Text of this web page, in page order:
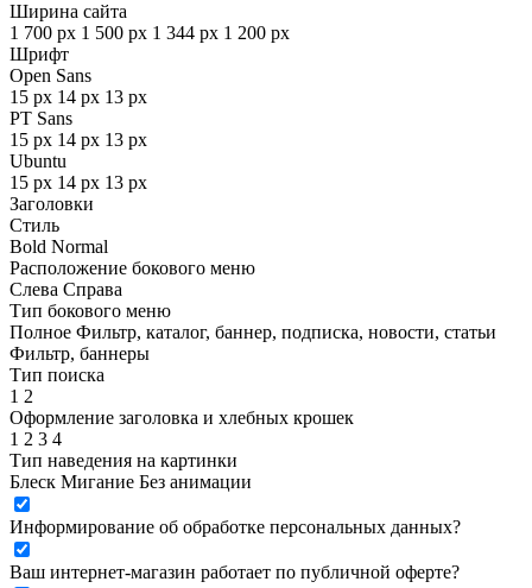
Ширина сайта
1 700 px 1 500 px 1 344 px 1 200 px
Шрифт
Open Sans
15 px 14 px 13 px
PT Sans
15 px 14 px 13 px
Ubuntu
15 px 14 px 13 px
Заголовки
Стиль
Bold Normal
Расположение бокового меню
Слева Справа
Тип бокового меню
Полное Фильтр, каталог, баннер, подписка, новости, статьи
Фильтр, баннеры
Тип поиска
1 2
Оформление заголовка и хлебных крошек
1 2 3 4
Тип наведения на картинки
Блеск Мигание Без анимации
Информирование об обработке персональных данных?
Ваш интернет-магазин работает по публичной оферте?